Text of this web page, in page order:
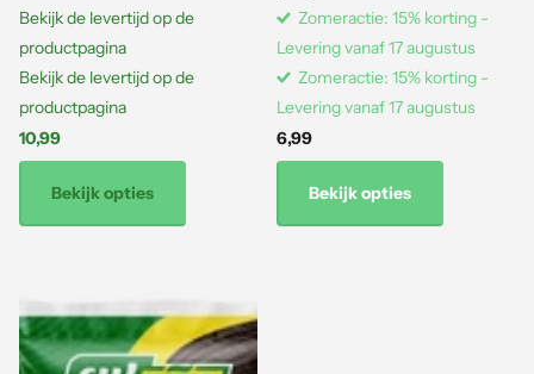
Bekijk de levertijd op de
productpagina
Bekijk de levertijd op de
productpagina
10,99
Bekijk opties
Zomeractie: 15% korting -
Levering vanaf 17 augustus
Zomeractie: 15% korting -
Levering vanaf 17 augustus
6,99
Bekijk opties